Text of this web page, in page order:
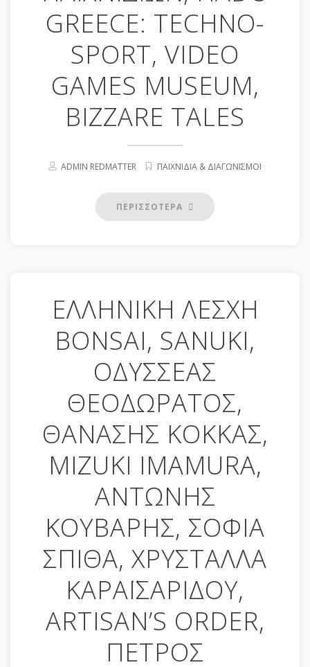
GREECE: TECHNO-
SPORT, VIDEO
GAMES MUSEUM,
BIZZARE TALES
ADMIN REDMATTER ΠΑΙΧΝΙΔΙΑ & ΔΙΑΓΩΝΙΣΜΟΙ
ΠΕΡΙΣΣΟΤΕΡΑ
ΕΛΛΗΝΙΚΗ ΛΕΣΧΗ
BONSAI, SANUKI,
ΟΔΥΣΣΕΑΣ
ΘΕΟΔΩΡΑΤΟΣ,
ΘΑΝΑΣΗΣ ΚΟΚΚΑΣ,
MIZUKI IMAMURA,
ΑΝΤΩΝΗΣ
ΚΟΥΒΑΡΗΣ, ΣΟΦΙΑ
ΣΠΙΘΑ, ΧΡΥΣΤΑΛΛΑ
ΚΑΡΑΪΣΑΡΙΔΟΥ,
ARTISAN’S ORDER,
ΠΕΤΡΟΣ